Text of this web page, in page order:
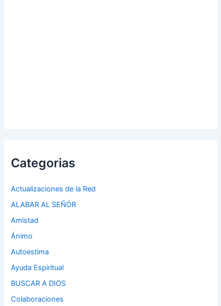
Categorias
Actualizaciones de la Red
ALABAR AL SEÑÓR
Amistad
Ánimo
Autoestima
Ayuda Espiritual
BUSCAR A DIOS
Colaboraciones